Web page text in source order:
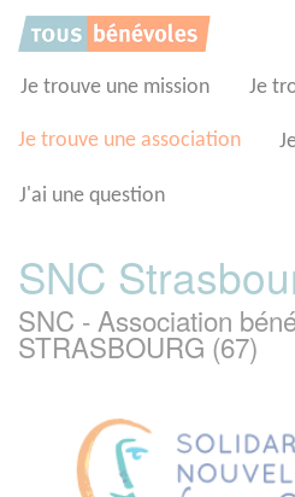
Je trouve une mission Je
Je trouve une association
J'ai une question
SNC
SNC - Association
STRASBOURG (67)
Panneau de gestion des cookies